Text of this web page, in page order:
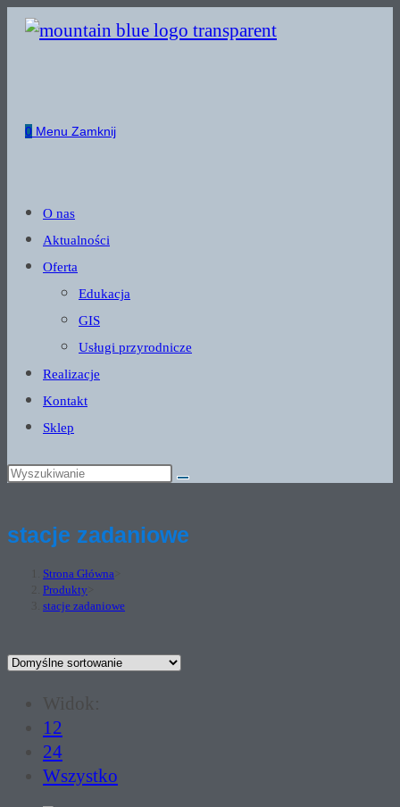
Skip
0 Menu Zamknij
O nas
Aktualności
Oferta
Edukacja
GIS
Usługi przyrodnicze
Realizacje
Kontakt
Sklep
stacje zadaniowe
Strona Główna
Produkty
stacje zadaniowe
Widok:
12
24
Wszystko